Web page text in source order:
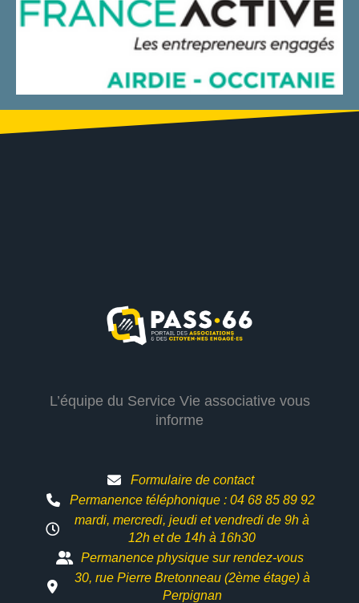
L’équipe du Service Vie associative vous
informe
Formulaire de contact
Permanence téléphonique : 04 68 85 89 92
mardi, mercredi, jeudi et vendredi de 9h à
12h etde 14h à 16h30
Permanence physique sur rendez-vous
30, rue Pierre Bretonneau (2ème étage) à
Perpignan